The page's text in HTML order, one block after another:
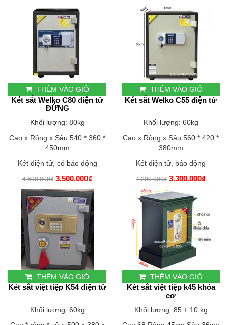
THÊM VÀO GIỎ
Két sắt Welko C80 điện tử
ĐỨNG
Khối lượng: 80kg
Cao x Rộng x Sâu:540 * 360 *
450mm
Két điện tử, có báo động
4.600.000₫ 3.500.000₫
THÊM VÀO GIỎ
Két sắt Welko C55 điện tử
Khối lượng: 60kg
Cao x Rộng x Sâu:560 * 420 *
380mm
Két điện tử, báo động
4.200.000₫ 3.300.000₫
THÊM VÀO GIỎ
Két sắt việt tiệp K54 điện tử
Khối lượng: 60kg
THÊM VÀO GIỎ
Két sắt việt tiệp k45 khóa
cơ
Khối lượng: 85 ± 10 kg